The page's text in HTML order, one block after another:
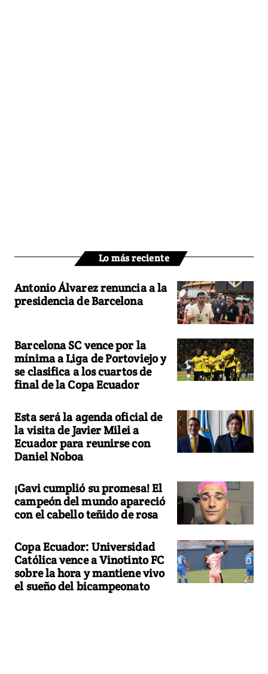
Lo más reciente
Antonio Álvarez renuncia a la
presidencia de Barcelona
Barcelona SC vence por la
mínima a Liga de Portoviejo y
se clasifica a los cuartos de
final de la Copa Ecuador
Esta será la agenda oficial de
la visita de Javier Milei a
Ecuador para reunirse con
Daniel Noboa
¡Gavi cumplió su promesa! El
campeón del mundo apareció
con el cabello teñido de rosa
Copa Ecuador: Universidad
Católica vence a Vinotinto FC
sobre la hora y mantiene vivo
el sueño del bicampeonato